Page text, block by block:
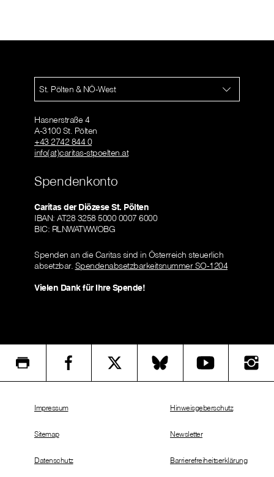
St. Pölten & NÖ-West
Hasnerstraße 4
A-3100 St. Pölten
+43 2742 844 0
info(at)caritas-stpoelten.at
Spendenkonto
Caritas der Diözese St. Pölten
IBAN: AT28 3258 5000 0007 6000
BIC: RLNWATWWOBG
Spenden an die Caritas sind in Österreich steuerlich
absetzbar. Spendenabsetzbarkeitsnummer SO-1204
Vielen Dank für Ihre Spende!
Impressum
Sitemap
Datenschutz
Hinweisgeberschutz
Newsletter
Barrierefreiheitserklärung